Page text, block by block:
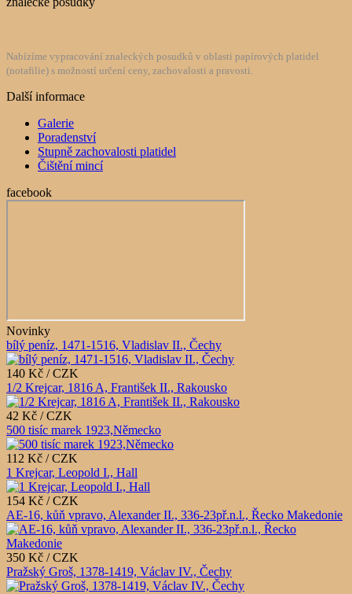
Nabízíme vypracování znaleckých posudků v oblasti papírových platidel
(notafilie) s možností určení ceny, zachovalosti a pravosti.
Další informace
Galerie
Poradenství
Stupně zachovalosti platidel
Čištění mincí
facebook
Novinky
bílý peníz, 1471-1516, Vladislav II., Čechy
140 Kč / CZK
1/2 Krejcar, 1816 A, František II., Rakousko
42 Kč / CZK
500 tisíc marek 1923,Německo
112 Kč / CZK
1 Krejcar, Leopold I., Hall
154 Kč / CZK
AE-16, kůň vpravo, Alexander II., 336-23př.n.l., Řecko Makedonie
350 Kč / CZK
Pražský Groš, 1378-1419, Václav IV., Čechy